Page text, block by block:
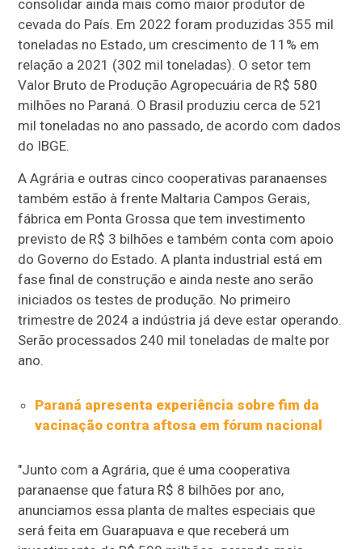
consolidar ainda mais como maior produtor de
cevada do País. Em 2022 foram produzidas 355 mil
toneladas no Estado, um crescimento de 11% em
relação a 2021 (302 mil toneladas). O setor tem
Valor Bruto de Produção Agropecuária de R$ 580
milhões no Paraná. O Brasil produziu cerca de 521
mil toneladas no ano passado, de acordo com dados
do IBGE.
A Agrária e outras cinco cooperativas paranaenses
também estão à frente Maltaria Campos Gerais,
fábrica em Ponta Grossa que tem investimento
previsto de R$ 3 bilhões e também conta com apoio
do Governo do Estado. A planta industrial está em
fase final de construção e ainda neste ano serão
iniciados os testes de produção. No primeiro
trimestre de 2024 a indústria já deve estar operando.
Serão processados 240 mil toneladas de malte por
ano.
Paraná apresenta experiência sobre fim da
vacinação contra aftosa em fórum nacional
"Junto com a Agrária, que é uma cooperativa
paranaense que fatura R$ 8 bilhões por ano,
anunciamos essa planta de maltes especiais que
será feita em Guarapuava e que receberá um